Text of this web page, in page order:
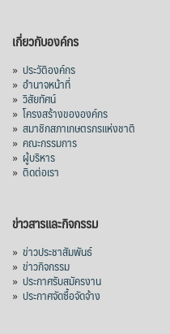
เกี่ยวกับองค์กร
» ประวัติองค์กร
» อำนาจหน้าที่
» วิสัยทัศน์
» โครงสร้างขององค์กร
» สมาชิกสภาเกษตรกรแห่งชาติ
» คณะกรรมการ
» ผู้บริหาร
» ติดต่อเรา
ข่าวสารและกิจกรรม
» ข่าวประชาสัมพันธ์
» ข่าวกิจกรรม
» ประกาศรับสมัครงาน
» ประกาศจัดซื้อจัดจ้าง